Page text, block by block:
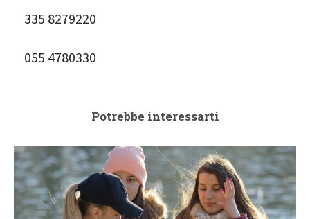
335 8279220
055 4780330
Potrebbe interessarti